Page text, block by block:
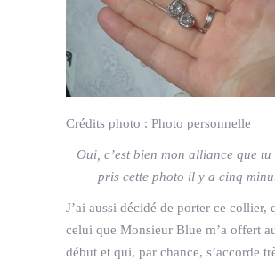
Crédits photo : Photo personnelle
Oui, c’est bien mon alliance que tu
pris cette photo il y a cinq
J’ai aussi décidé de porter ce collier,
celui que Monsieur Blue m’a offert
début et qui, par chance, s’accorde